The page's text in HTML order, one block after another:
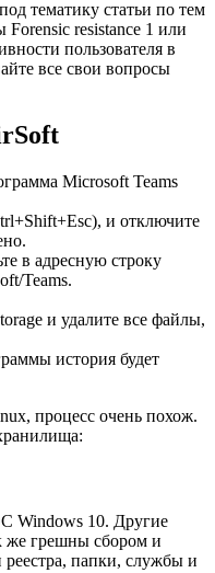
тематику статьи по тем
resistance 1 или
пользователя в
все свои вопросы
Microsoft Teams
и отключите
в адресную строку
Teams.
и удалите все файлы,
история будет
процесс очень похож.
Windows 10. Другие
же грешны сбором и
папки, службы и